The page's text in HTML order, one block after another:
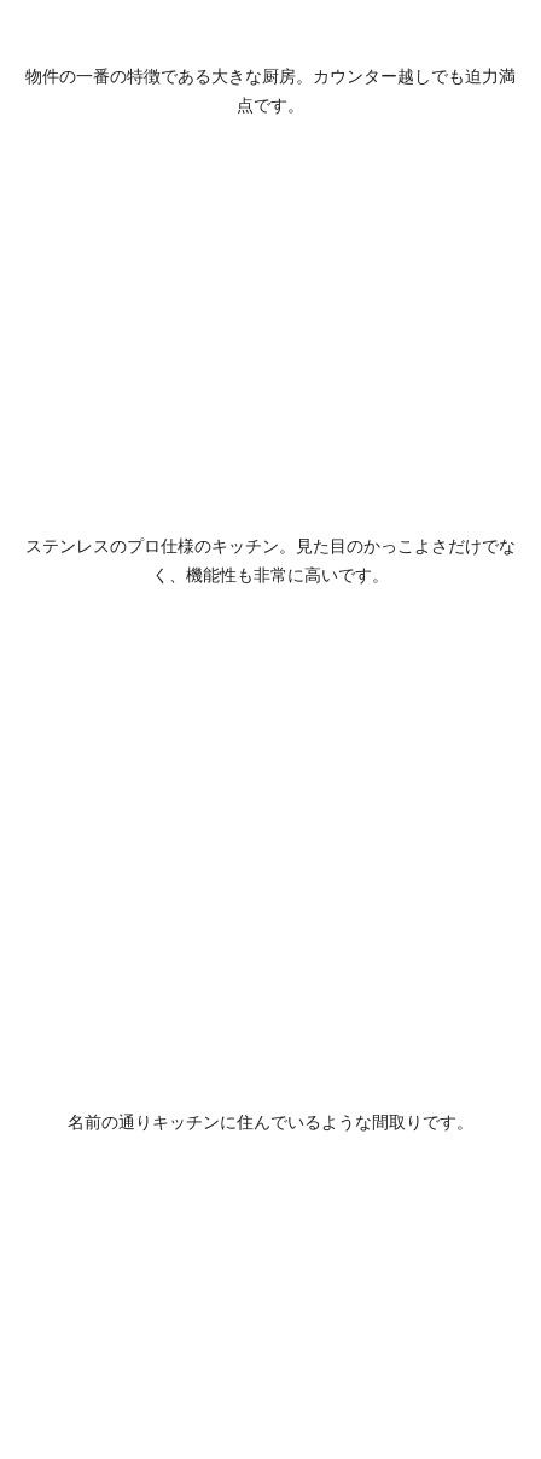
物件の一番の特徴である大きな厨房。カウンター越しでも迫力満
点です。
ステンレスのプロ仕様のキッチン。見た目のかっこよさだけでな
く、機能性も非常に高いです。
名前の通りキッチンに住んでいるような間取りです。